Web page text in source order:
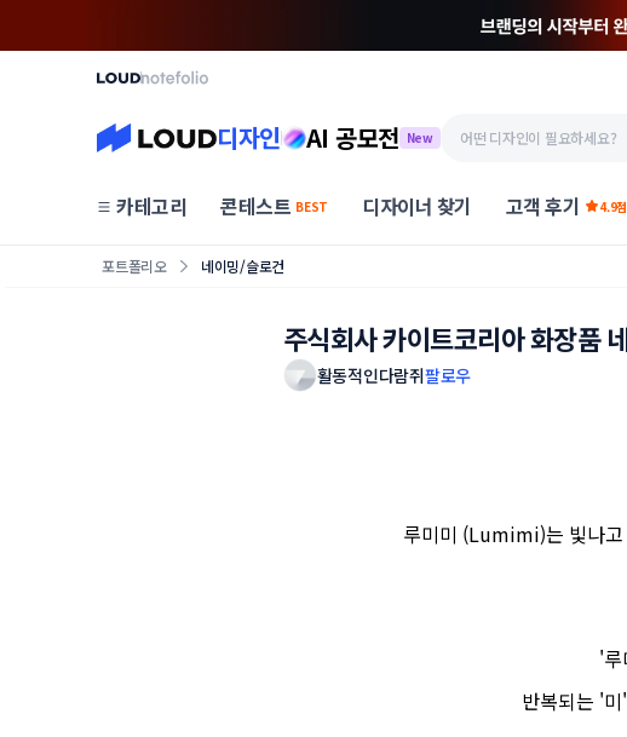
디자인 AI 공모전 New
카테고리 콘테스트 BEST 디자이너 찾기 고객 후기 4.9점
포트폴리오 네이밍/슬로건
주식회사 카이트코리아 화장품
활동적인다람쥐팔로우
루미미 (Lumimi)는 빛나
'
반복되는 '